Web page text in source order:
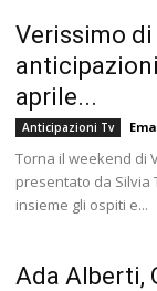
Verissimo
aprile...
Anticipazioni Tv
Torna il weekend di
presentato da Silvia
insieme gli ospiti e...
Ada Alberti,